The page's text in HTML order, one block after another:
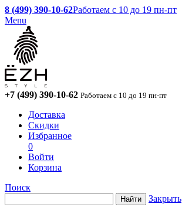
8 (499) 390-10-62Работаем с 10 до 19 пн-пт
Menu
+7 (499) 390-10-62 Работаем с 10 до 19 пн-пт
Доставка
Скидки
Избранное
0
Войти
Корзина
Поиск
Закрыть